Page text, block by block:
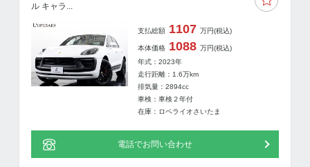
ル キャラ...
支払総額 1107 万円(税込)
本体価格 1088 万円(税込)
年式：2023年
走行距離： 1.6万km
排気量：2894cc
車検：車検２年付
在庫：ロペライオさいたま
電話でお問い合わせ